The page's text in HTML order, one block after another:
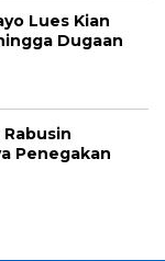
Lues Kian
Dugaan
Penegakan